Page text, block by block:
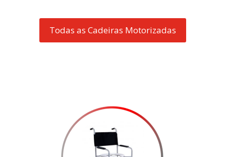
Todas as Cadeiras Motorizadas